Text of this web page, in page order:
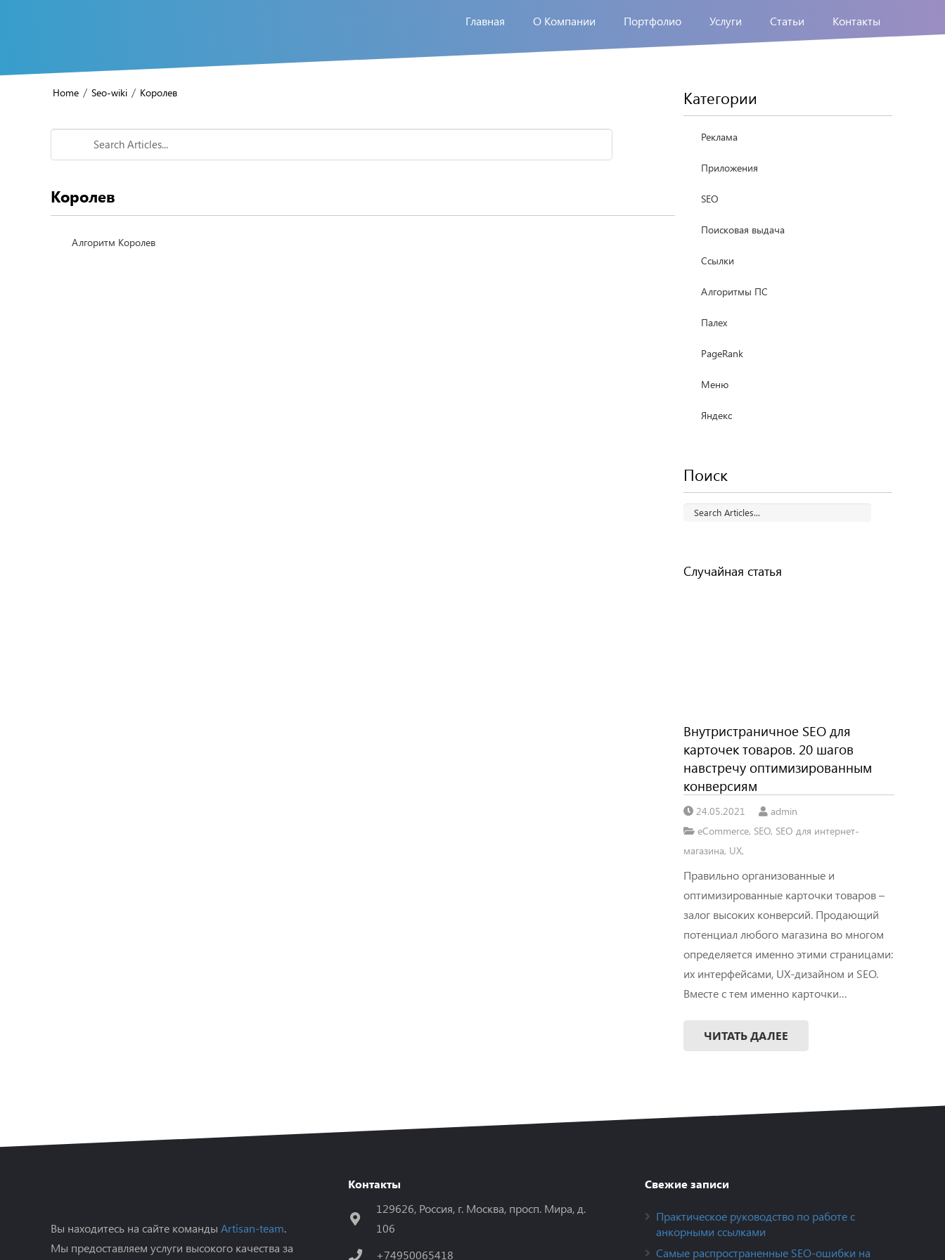
Главная О Компании Портфолио Услуги Статьи Контакты
Home / Seo-wiki / Королев
Королев
Алгоритм Королев
Категории
Реклама
Приложения
SEO
Поисковая выдача
Ссылки
Алгоритмы ПС
Палех
PageRank
Меню
Яндекс
Поиск
Случайная статья
Внутристраничное SEO для
карточек товаров. 20 шагов
навстречу оптимизированным
конверсиям
24.05.2021
admin
eCommerce, SEO, SEO для интернет-
магазина, UX,
Правильно организованные и
оптимизированные карточки товаров –
залог высоких конверсий. Продающий
потенциал любого магазина во многом
определяется именно этими страницами:
их интерфейсами, UX-дизайном и SEO.
Вместе с тем именно карточки…
ЧИТАТЬ ДАЛЕЕ
Вы находитесь на сайте команды Artisan-team.
Мы предоставляем услуги высокого качества за
Контакты
129626, Россия, г. Москва, просп. Мира, д.
106
+74950065418
Свежие записи
Практическое руководство по работе с
анкорными ссылками
Самые распространенные SEO-ошибки на